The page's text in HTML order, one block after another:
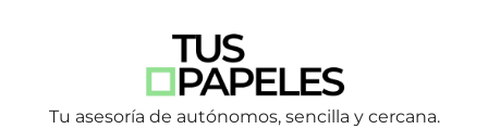
Tu asesoría de autónomos, sencilla y cercana.